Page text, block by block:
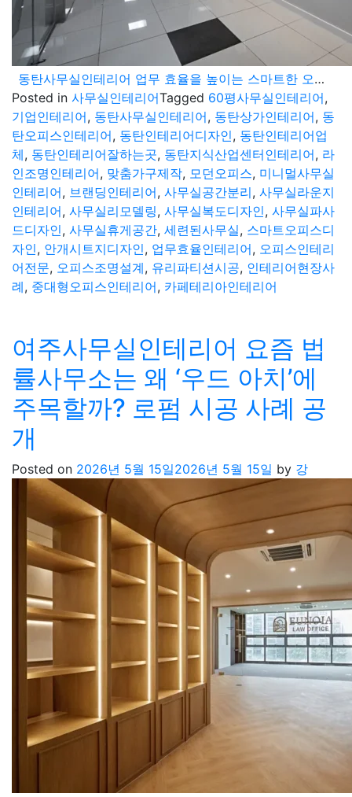
동탄사무실인테리어 업무 효율을 높이는 스마트한 오피스 공간 분리와 미니멀한 무드 연출법
Posted in 사무실인테리어Tagged 60평사무실인테리어,
기업인테리어, 동탄사무실인테리어, 동탄상가인테리어, 동
탄오피스인테리어, 동탄인테리어디자인, 동탄인테리어업
체, 동탄인테리어잘하는곳, 동탄지식산업센터인테리어, 라
인조명인테리어, 맞춤가구제작, 모던오피스, 미니멀사무실
인테리어, 브랜딩인테리어, 사무실공간분리, 사무실라운지
인테리어, 사무실리모델링, 사무실복도디자인, 사무실파사
드디자인, 사무실휴게공간, 세련된사무실, 스마트오피스디
자인, 안개시트지디자인, 업무효율인테리어, 오피스인테리
어전문, 오피스조명설계, 유리파티션시공, 인테리어현장사
례, 중대형오피스인테리어, 카페테리아인테리어
여주사무실인테리어 요즘 법
률사무소는 왜 ‘우드 아치’에
주목할까? 로펌 시공 사례 공
개
Posted on 2026년 5월 15일2026년 5월 15일 by 강